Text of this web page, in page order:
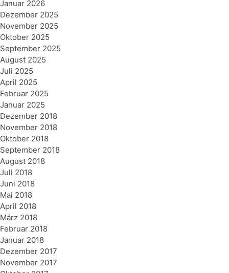
Januar 2026
Dezember 2025
November 2025
Oktober 2025
September 2025
August 2025
Juli 2025
April 2025
Februar 2025
Januar 2025
Dezember 2018
November 2018
Oktober 2018
September 2018
August 2018
Juli 2018
Juni 2018
Mai 2018
April 2018
März 2018
Februar 2018
Januar 2018
Dezember 2017
November 2017